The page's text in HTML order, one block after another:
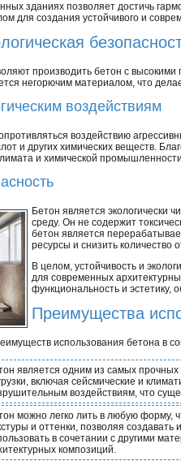
зданиях позволяет достичь
для создания устойчивого и
производить бетон с
негорючим материалом, что
воздействиям
воздействию
и других химических веществ.
и химической
Бетон является
среду. Он не содержит
бетон является
ресурсы и снизить количество
В целом, устойчивость и
для современных
функциональность и эстетику,
Преимущества
использования бетона в
является одним из самых
включая сейсмические и
воздействиям, что
можно легко лить в любую форму,
и оттенки, позволяя
в сочетании с другими
композиций.